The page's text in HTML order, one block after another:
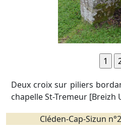
Deux croix sur piliers
chapelle St-Tremeur [Breizh
Cléden-Cap-Sizun